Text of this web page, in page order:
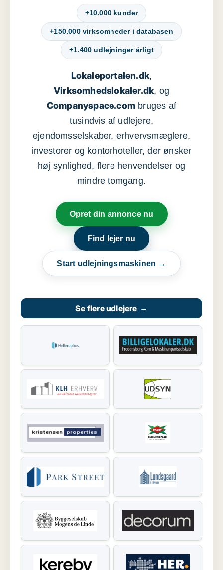
+10.000 kunder
+150.000 virksomheder i databasen
+1.400 udlejninger årligt
Lokaleportalen.dk,
Virksomhedslokaler.dk, og
Companyspace.com bruges af
tusindvis af udlejere,
ejendomsselskaber, erhvervsmæglere,
investorer og kontorhoteller, der ønsker
høj synlighed, flere henvendelser og
mindre tomgang.
Opret din annonce nu
Find lejer nu
Start udlejningsmaskinen →
Se flere udlejere →